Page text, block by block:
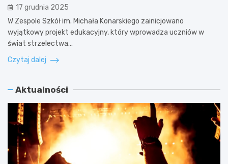
17 grudnia 2025
W Zespole Szkół im. Michała Konarskiego zainicjowano
wyjątkowy projekt edukacyjny, który wprowadza uczniów w
świat strzelectwa…
Czytaj dalej
Aktualności